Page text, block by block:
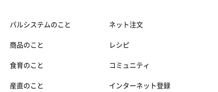
パルシステムのこと
商品のこと
食育のこと
産直のこと
ネット注文
レシピ
コミュニティ
インターネット登録